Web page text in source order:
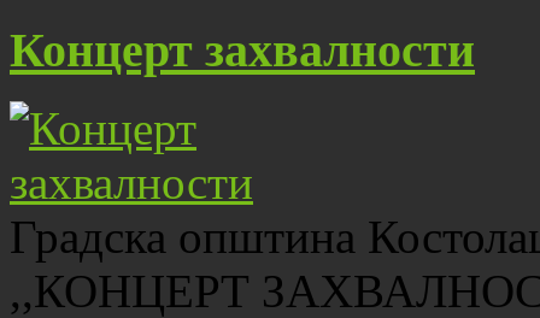
Концерт захвалности
Градска општина
,,КОНЦЕРТ